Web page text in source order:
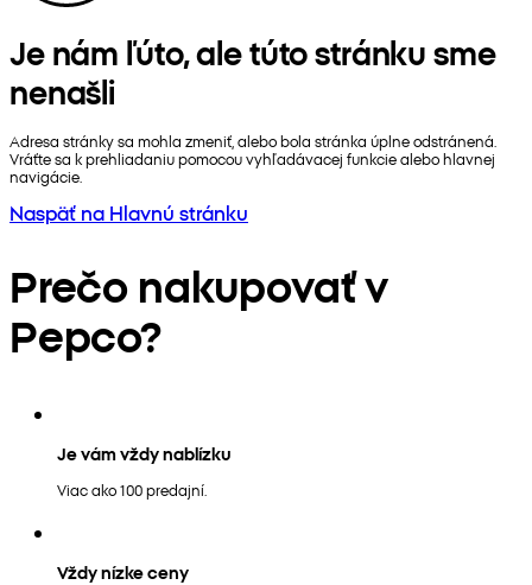
Je nám ľúto, ale túto stránku sme
nenašli
Adresa stránky sa mohla zmeniť, alebo bola stránka úplne odstránená.
Vráťte sa k prehliadaniu pomocou vyhľadávacej funkcie alebo hlavnej
navigácie.
Naspäť na Hlavnú stránku
Prečo nakupovať v
Pepco?
Je vám vždy nablízku
Viac ako 100 predajní.
Vždy nízke ceny